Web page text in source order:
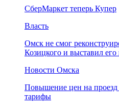
СберМаркет теперь Купер
Власть
Омск не смог
Козицкого и выставил его
Новости Омска
Повышение цен на
тарифы